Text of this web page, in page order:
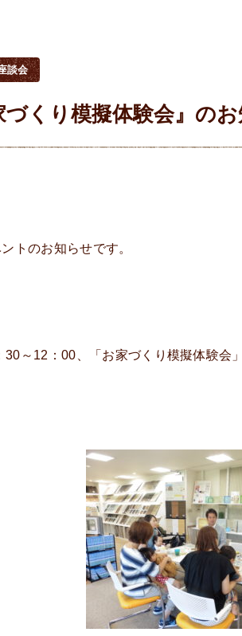
談会
くり模擬体験会』のお
トのお知らせです。
～12：00、「お家づくり模擬体験会